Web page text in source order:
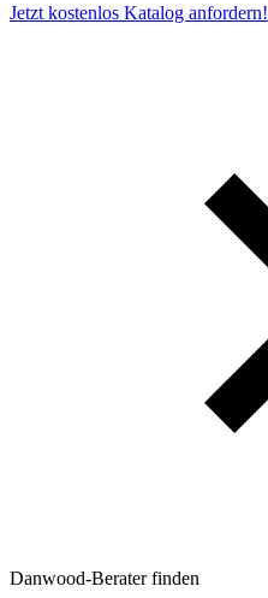
Jetzt kostenlos Katalog anfordern!
Danwood-Berater finden